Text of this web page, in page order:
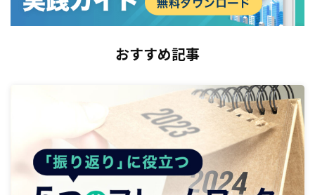
おすすめ記事